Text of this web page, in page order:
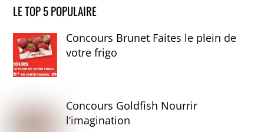
LE TOP 5 POPULAIRE
Concours Brunet Faites le plein de
votre frigo
Concours Goldfish Nourrir
l’imagination